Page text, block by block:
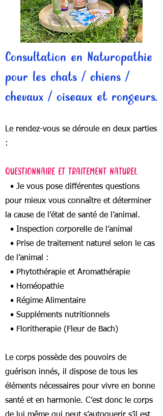
Consultation en Naturopathie
pour les chats / chiens /
chevaux / oiseaux et rongeurs.
Le rendez-vous se déroule en deux parties
:
QUESTIONNAIRE ET TRAITEMENT NATUREL
• Je vous pose différentes questions
pour mieux vous connaître et déterminer
la cause de l’état de santé de l’animal.
• Inspection corporelle de l’animal
• Prise de traitement naturel selon le cas
de l’animal :
• Phytothérapie et Aromathérapie
• Homéopathie
• Régime Alimentaire
• Suppléments nutritionnels
• Floritherapie (Fleur de Bach)
Le corps possède des pouvoirs de
guérison innés, il dispose de tous les
éléments nécessaires pour vivre en bonne
santé et en harmonie. C’est donc le corps